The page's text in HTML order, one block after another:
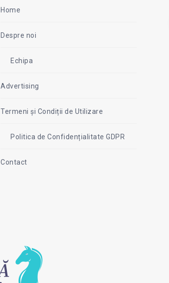
Home
Despre noi
Echipa
Advertising
Termeni și Condiții de Utilizare
Politica de Confidențialitate GDPR
Contact